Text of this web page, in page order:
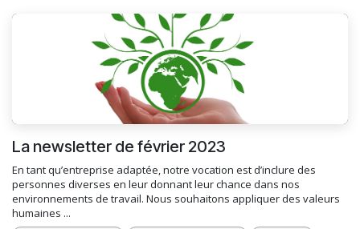
La newsletter de février 2023
En tant qu’entreprise adaptée, notre vocation est d’inclure des
personnes diverses en leur donnant leur chance dans nos
environnements de travail. Nous souhaitons appliquer des valeurs
humaines ...